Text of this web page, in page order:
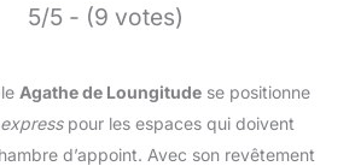
5/5 - (9 votes)
Agathe de Loungitude se positionne
expresspour les espaces qui doivent
d’appoint. Avec son revêtement